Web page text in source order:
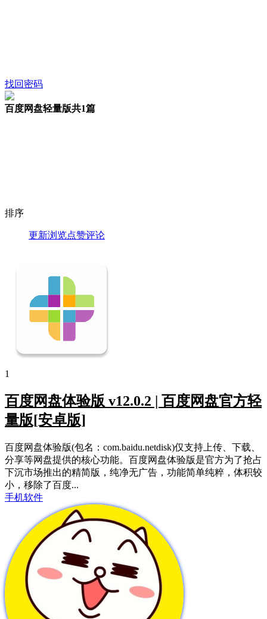
找回密码
百度网盘轻量版共1篇
排序
更新浏览点赞评论
1
百度网盘体验版 v12.0.2 | 百度网盘官方轻
量版[安卓版]
百度网盘体验版(包名：com.baidu.netdisk)仅支持上传、下载、
分享等网盘提供的核心功能。百度网盘体验版是官方为了抢占
下沉市场推出的精简版，纯净无广告，功能简单纯粹，体积较
小，移除了百度...
手机软件